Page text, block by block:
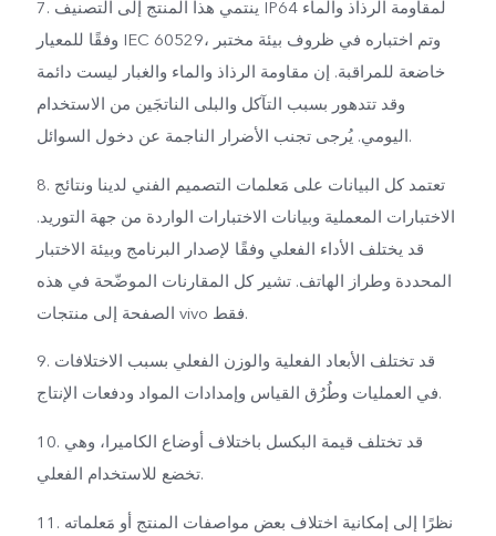
7. ينتمي هذا المنتج إلى التصنيف IP64 لمقاومة الرذاذ والماء
وفقًا للمعيار IEC 60529، وتم اختباره في ظروف بيئة مختبر
خاضعة للمراقبة. إن مقاومة الرذاذ والماء والغبار ليست دائمة
وقد تتدهور بسبب التآكل والبلى الناتجَين من الاستخدام
اليومي. يُرجى تجنب الأضرار الناجمة عن دخول السوائل.
8. تعتمد كل البيانات على مَعلمات التصميم الفني لدينا ونتائج
الاختبارات المعملية وبيانات الاختبارات الواردة من جهة التوريد.
قد يختلف الأداء الفعلي وفقًا لإصدار البرنامج وبيئة الاختبار
المحددة وطراز الهاتف. تشير كل المقارنات الموضّحة في هذه
الصفحة إلى منتجات vivo فقط.
9. قد تختلف الأبعاد الفعلية والوزن الفعلي بسبب الاختلافات
في العمليات وطُرُق القياس وإمدادات المواد ودفعات الإنتاج.
10. قد تختلف قيمة البكسل باختلاف أوضاع الكاميرا، وهي
تخضع للاستخدام الفعلي.
11. نظرًا إلى إمكانية اختلاف بعض مواصفات المنتج أو مَعلماته